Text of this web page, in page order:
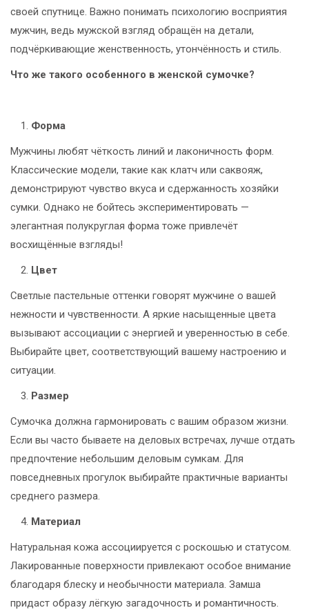
своей спутнице. Важно понимать психологию восприятия
мужчин, ведь мужской взгляд обращён на детали,
подчёркивающие женственность, утончённость и стиль.
Что же такого особенного в женской сумочке?
Форма
Мужчины любят чёткость линий и лаконичность форм.
Классические модели, такие как клатч или саквояж,
демонстрируют чувство вкуса и сдержанность хозяйки
сумки. Однако не бойтесь экспериментировать —
элегантная полукруглая форма тоже привлечёт
восхищённые взгляды!
Цвет
Светлые пастельные оттенки говорят мужчине о вашей
нежности и чувственности. А яркие насыщенные цвета
вызывают ассоциации с энергией и уверенностью в себе.
Выбирайте цвет, соответствующий вашему настроению и
ситуации.
Размер
Сумочка должна гармонировать с вашим образом жизни.
Если вы часто бываете на деловых встречах, лучше отдать
предпочтение небольшим деловым сумкам. Для
повседневных прогулок выбирайте практичные варианты
среднего размера.
Материал
Натуральная кожа ассоциируется с роскошью и статусом.
Лакированные поверхности привлекают особое внимание
благодаря блеску и необычности материала. Замша
придаст образу лёгкую загадочность и романтичность.